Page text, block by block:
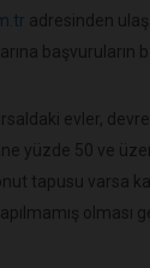
adresinden
başvuruların
evler,
yüzde 50 ve
tapusu varsa
olması